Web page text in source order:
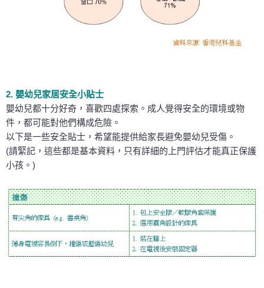
2. 嬰幼兒家居安全小貼士
嬰幼兒都十分好奇，喜歡四處探索。成人覺得安全的環境或物
件，都可能對他們構成危險。
以下是一些安全貼士，希望能提供給家長避免嬰幼兒受傷。
(請緊記，這些都是基本資料，只有詳細的上門評估才能真正保護
小孩。)